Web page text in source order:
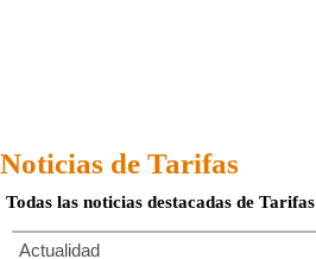
Noticias de Tarifas
Todas las noticias destacadas de Tarifas
Actualidad